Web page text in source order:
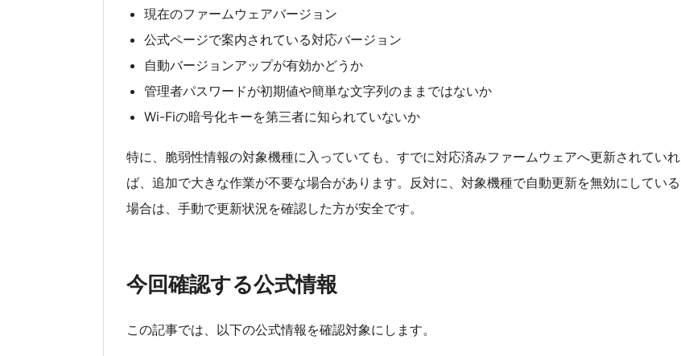
現在のファームウェアバージョン
公式ページで案内されている対応バージョン
自動バージョンアップが有効かどうか
管理者パスワードが初期値や簡単な文字列のままではないか
Wi-Fiの暗号化キーを第三者に知られていないか
特に、脆弱性情報の対象機種に入っていても、すでに対応済みファームウェアへ更新されていれ
ば、追加で大きな作業が不要な場合があります。反対に、対象機種で自動更新を無効にしている
場合は、手動で更新状況を確認した方が安全です。
今回確認する公式情報
この記事では、以下の公式情報を確認対象にします。